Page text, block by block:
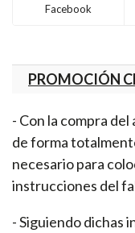
Facebook
PROMOCIÓN
- Con la compra
de forma
necesario para
instrucciones del
- Siguiendo dichas